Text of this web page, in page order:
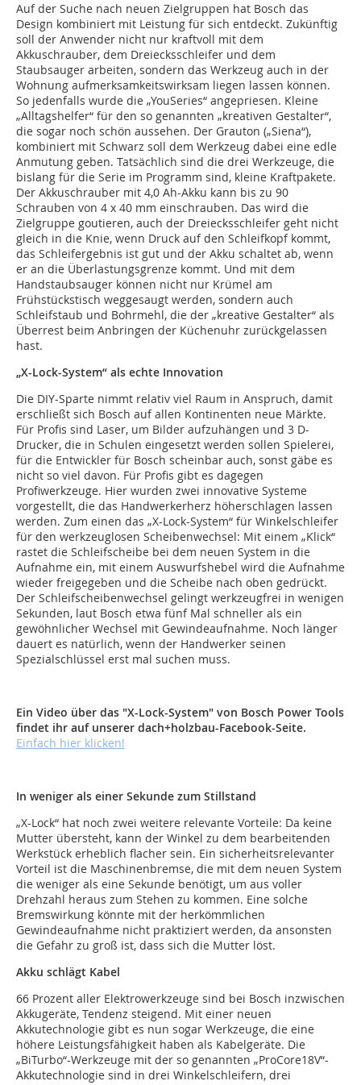
Auf der Suche nach neuen Zielgruppen hat Bosch das
Design kombiniert mit Leistung für sich entdeckt. Zukünftig
soll der Anwender nicht nur kraftvoll mit dem
Akkuschrauber, dem Dreiecksschleifer und dem
Staubsauger arbeiten, sondern das Werkzeug auch in der
Wohnung aufmerksamkeitswirksam liegen lassen können.
So jedenfalls wurde die „YouSeries“ angepriesen. Kleine
„Alltagshelfer“ für den so genannten „kreativen Gestalter“,
die sogar noch schön aussehen. Der Grauton („Siena“),
kombiniert mit Schwarz soll dem Werkzeug dabei eine edle
Anmutung geben. Tatsächlich sind die drei Werkzeuge, die
bislang für die Serie im Programm sind, kleine Kraftpakete.
Der Akkuschrauber mit 4,0 Ah-Akku kann bis zu 90
Schrauben von 4 x 40 mm einschrauben. Das wird die
Zielgruppe goutieren, auch der Dreiecksschleifer geht nicht
gleich in die Knie, wenn Druck auf den Schleifkopf kommt,
das Schleifergebnis ist gut und der Akku schaltet ab, wenn
er an die Überlastungsgrenze kommt. Und mit dem
Handstaubsauger können nicht nur Krümel am
Frühstückstisch weggesaugt werden, sondern auch
Schleifstaub und Bohrmehl, die der „kreative Gestalter“ als
Überrest beim Anbringen der Küchenuhr zurückgelassen
hast.
„X-Lock-System“ als echte Innovation
Die DIY-Sparte nimmt relativ viel Raum in Anspruch, damit
erschließt sich Bosch auf allen Kontinenten neue Märkte.
Für Profis sind Laser, um Bilder aufzuhängen und 3 D-
Drucker, die in Schulen eingesetzt werden sollen Spielerei,
für die Entwickler für Bosch scheinbar auch, sonst gäbe es
nicht so viel davon. Für Profis gibt es dagegen
Profiwerkzeuge. Hier wurden zwei innovative Systeme
vorgestellt, die das Handwerkerherz höherschlagen lassen
werden. Zum einen das „X-Lock-System“ für Winkelschleifer
für den werkzeuglosen Scheibenwechsel: Mit einem „Klick“
rastet die Schleifscheibe bei dem neuen System in die
Aufnahme ein, mit einem Auswurfshebel wird die Aufnahme
wieder freigegeben und die Scheibe nach oben gedrückt.
Der Schleifscheibenwechsel gelingt werkzeugfrei in wenigen
Sekunden, laut Bosch etwa fünf Mal schneller als ein
gewöhnlicher Wechsel mit Gewindeaufnahme. Noch länger
dauert es natürlich, wenn der Handwerker seinen
Spezialschlüssel erst mal suchen muss.
Ein Video über das "X-Lock-System" von Bosch Power Tools
findet ihr auf unserer dach+holzbau-Facebook-Seite.
Einfach hier klicken!
In weniger als einer Sekunde zum Stillstand
„X-Lock“ hat noch zwei weitere relevante Vorteile: Da keine
Mutter übersteht, kann der Winkel zu dem bearbeitenden
Werkstück erheblich flacher sein. Ein sicherheitsrelevanter
Vorteil ist die Maschinenbremse, die mit dem neuen System
die weniger als eine Sekunde benötigt, um aus voller
Drehzahl heraus zum Stehen zu kommen. Eine solche
Bremswirkung könnte mit der herkömmlichen
Gewindeaufnahme nicht praktiziert werden, da ansonsten
die Gefahr zu groß ist, dass sich die Mutter löst.
Akku schlägt Kabel
66 Prozent aller Elektrowerkzeuge sind bei Bosch inzwischen
Akkugeräte, Tendenz steigend. Mit einer neuen
Akkutechnologie gibt es nun sogar Werkzeuge, die eine
höhere Leistungsfähigkeit haben als Kabelgeräte. Die
„BiTurbo“-Werkzeuge mit der so genannten „ProCore18V“-
Akkutechnologie sind in drei Winkelschleifern, drei